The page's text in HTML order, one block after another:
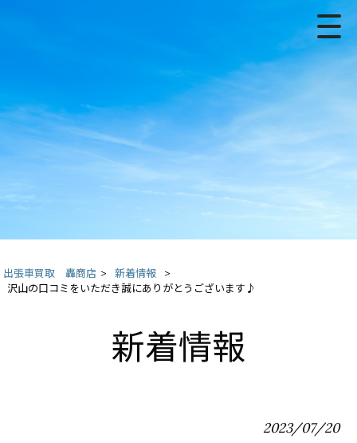
出張車買取 轟商店 > 新着情報
>
沢山の口コミをいただき誠にありがとうございます♪
新着情報
2023/07/20